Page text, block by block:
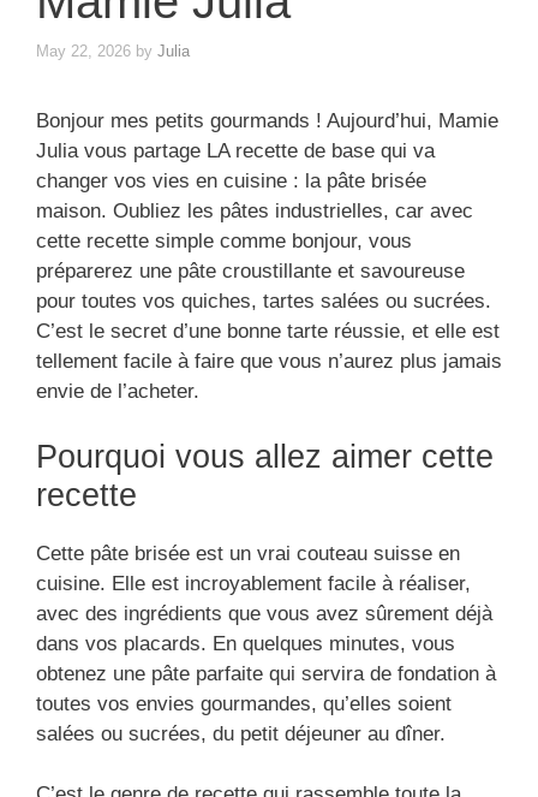
May 22, 2026 by Julia
Bonjour mes petits gourmands ! Aujourd’hui, Mamie
Julia vous partage LA recette de base qui va
changer vos vies en cuisine : la pâte brisée
maison. Oubliez les pâtes industrielles, car avec
cette recette simple comme bonjour, vous
préparerez une pâte croustillante et savoureuse
pour toutes vos quiches, tartes salées ou sucrées.
C’est le secret d’une bonne tarte réussie, et elle est
tellement facile à faire que vous n’aurez plus jamais
envie de l’acheter.
Pourquoi vous allez aimer cette
recette
Cette pâte brisée est un vrai couteau suisse en
cuisine. Elle est incroyablement facile à réaliser,
avec des ingrédients que vous avez sûrement déjà
dans vos placards. En quelques minutes, vous
obtenez une pâte parfaite qui servira de fondation à
toutes vos envies gourmandes, qu’elles soient
salées ou sucrées, du petit déjeuner au dîner.